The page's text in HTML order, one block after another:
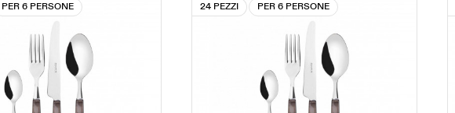
PER 6 PERSONE
24 PEZZI
PER 6 PERSONE